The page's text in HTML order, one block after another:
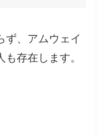
ず、アムウェイ
存在します。